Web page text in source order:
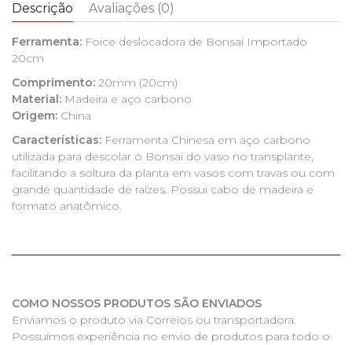
Descrição Avaliações (0)
Ferramenta: Foice deslocadora de Bonsai Importado
20cm
Comprimento: 20mm (20cm)
Material: Madeira e aço carbono
Origem: China
Características: Ferramenta Chinesa em aço carbono
utilizada para descolar o Bonsai do vaso no transplante,
facilitando a soltura da planta em vasos com travas ou com
grande quantidade de raízes. Possui cabo de madeira e
formato anatômico.
COMO NOSSOS PRODUTOS SÃO ENVIADOS
Enviamos o produto via Correios ou transportadora.
Possuímos experiência no envio de produtos para todo o